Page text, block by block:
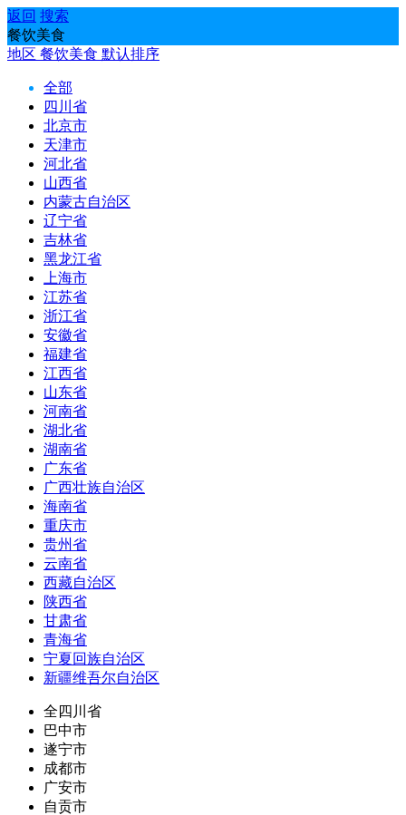
返回 搜索
餐饮美食
地区 餐饮美食 默认排序
全部
四川省
北京市
天津市
河北省
山西省
内蒙古自治区
辽宁省
吉林省
黑龙江省
上海市
江苏省
浙江省
安徽省
福建省
江西省
山东省
河南省
湖北省
湖南省
广东省
广西壮族自治区
海南省
重庆市
贵州省
云南省
西藏自治区
陕西省
甘肃省
青海省
宁夏回族自治区
新疆维吾尔自治区
全四川省
巴中市
遂宁市
成都市
广安市
自贡市